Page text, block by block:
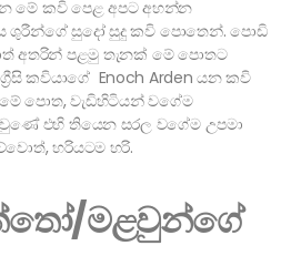
මේ කවි පෙළ අපට අහන්න
ශුරීන්ගේ සුදෝ සුදු කවි පොතෙන්. පොඩි
අතරින් පළමු තැනක් මේ පොතට
කවියාගේ Enoch Arden යන කවි
පොත, වැඩිහිටියන් වගේම
එහි තියෙන සරල වගේම උපමා
හරියටම හරි.
මළවුන්ගේ